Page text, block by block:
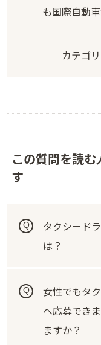
も国際自動
カテゴ
この質問を読
す
タクシード
は？
女性でもタ
へ応募でき
ますか？